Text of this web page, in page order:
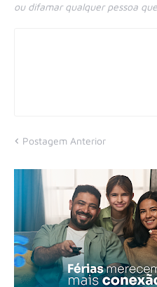
ou difamar qualquer pessoa
Postagem Anterior